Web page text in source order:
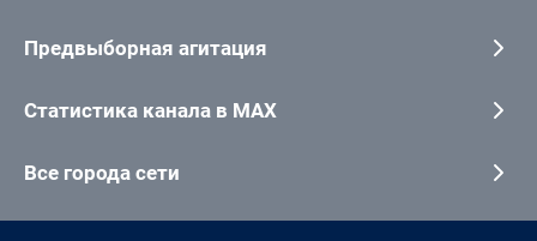
Предвыборная агитация
Статистика канала в MAX
Все города сети